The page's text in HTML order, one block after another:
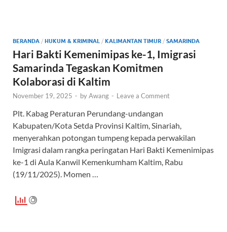
o
k
p
p
BERANDA / HUKUM & KRIMINAL / KALIMANTAN TIMUR / SAMARINDA
Hari Bakti Kemenimipas ke-1, Imigrasi
Samarinda Tegaskan Komitmen
Kolaborasi di Kaltim
November 19, 2025 - byAwang - Leave a Comment
Plt. Kabag Peraturan Perundang-undangan
Kabupaten/Kota Setda Provinsi Kaltim, Sinariah,
menyerahkan potongan tumpeng kepada perwakilan
Imigrasi dalam rangka peringatan Hari Bakti Kemenimipas
ke-1 di Aula Kanwil Kemenkumham Kaltim, Rabu
(19/11/2025). Momen …